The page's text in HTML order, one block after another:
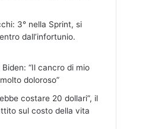
3° nella Sprint, si
dall’infortunio.
Biden: “Il cancro di mio
doloroso”
costare 20 dollari”, il
sul costo della vita